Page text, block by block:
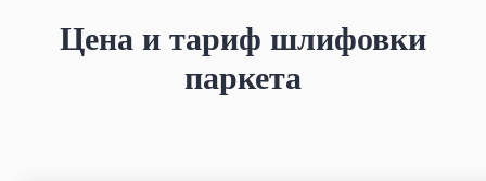
Цена и тариф шлифовки
паркета